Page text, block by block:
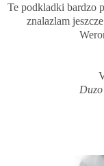
Te podkladki bardzo
znalazlam